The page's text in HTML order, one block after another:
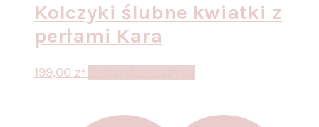
Kolczyki ślubne kwiatki z
perłami Kara
199,00 zł